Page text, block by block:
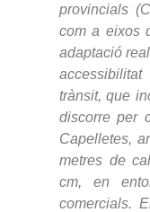
provincials
com a eixos
adaptació
trànsit, que
discorre per
Capelletes,
metres de
cm, en
comercials.